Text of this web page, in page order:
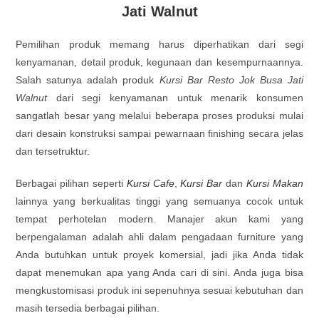
Jati Walnut
Pemilihan produk memang harus diperhatikan dari segi
kenyamanan, detail produk, kegunaan dan kesempurnaannya.
Salah satunya adalah produk Kursi Bar Resto Jok Busa Jati
Walnut dari segi kenyamanan untuk menarik konsumen
sangatlah besar yang melalui beberapa proses produksi mulai
dari desain konstruksi sampai pewarnaan finishing secara jelas
dan tersetruktur.
Berbagai pilihan seperti Kursi Cafe,Kursi Bar dan Kursi Makan
lainnya yang berkualitas tinggi yang semuanya cocok untuk
tempat perhotelan modern. Manajer akun kami yang
berpengalaman adalah ahli dalam pengadaan furniture yang
Anda butuhkan untuk proyek komersial, jadi jika Anda tidak
dapat menemukan apa yang Anda cari di sini. Anda juga bisa
mengkustomisasi produk ini sepenuhnya sesuai kebutuhan dan
masih tersedia berbagai pilihan.